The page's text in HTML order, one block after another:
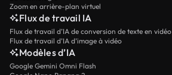
Zoom en arrière-plan virtuel
Flux de travail IA
Flux de travail d’IA de conversion de texte en vidéo
Flux de travail d’IA d’image à vidéo
Modèles d’IA
Google Gemini Omni Flash